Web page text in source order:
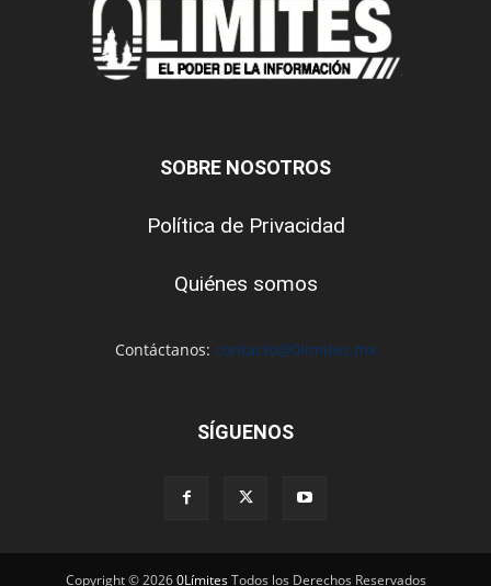
SOBRE NOSOTROS
Política de Privacidad
Quiénes somos
Contáctanos: contacto@0limites.mx
SÍGUENOS
Copyright © 20260LímitesTodos los Derechos Reservados